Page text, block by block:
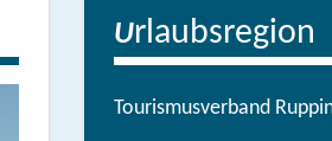
Urlaubsregion
Tourismusverband